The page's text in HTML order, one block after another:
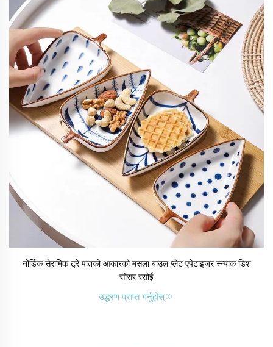
नोर्डिक सेरामिक ट्रे पातको आकारको मसला बाउल प्लेट एपेटाइजर स्न्याक डिश
सोसर रसोई
उद्धरण प्राप्त गर्नुहोस्